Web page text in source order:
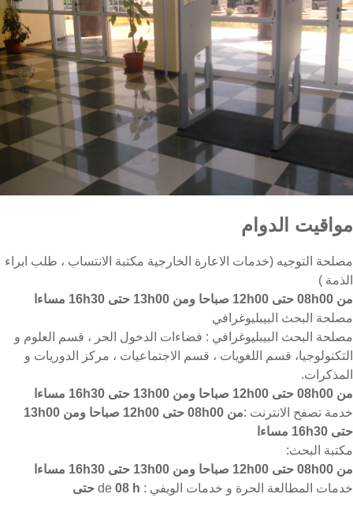
مواقيت الدوام
مصلحة التوجيه (خدمات الاعارة الخارجية مكتبة الانتساب ، طلب ابراء
الذمة )
من 08h00 حتى 12h00 صباحا ومن 13h00 حتى 16h30 مساءا
مصلحة البحث البيبليوغرافي
مصلحة البحث البيبليوغرافي : فضاءات الدخول الحر ، قسم العلوم و
التكنولوجيا، قسم اللغويات ، قسم الاجتماعيات ، مركز الدوريات و
المذكرات.
من 08h00 حتى 12h00 صباحا ومن 13h00 حتى 16h30 مساءا
خدمة تصفح الانترنت :
من 08h00 حتى 12h00 صباحا ومن 13h00
حتى 16h30 مساءا
مكتبة البحث:
من 08h00 حتى 12h00 صباحا ومن 13h00 حتى 16h30 مساءا
خدمات المطالعة الحرة و خدمات الويفي : de 08 h حتى